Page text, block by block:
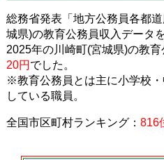
総務省発表「地方公務員各都
城県)の教育公務員収入データを
2025年の川崎町(宮城県)の教
20円 でした。
※教育公務員とは主に小学校
している職員。
全国市区町村ランキング： 816